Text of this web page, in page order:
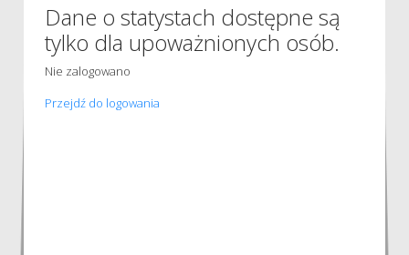
Dane o statystach dostępne są
tylko dla upoważnionych osób.
Nie zalogowano
Przejdź do logowania